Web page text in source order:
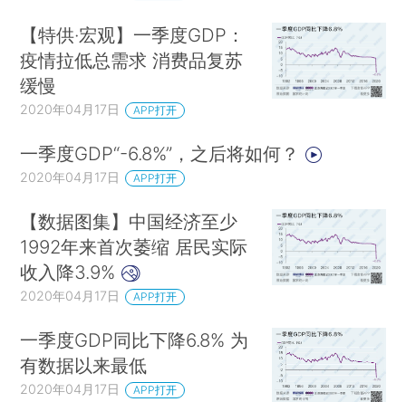
【特供·宏观】一季度GDP：
疫情拉低总需求 消费品复苏
缓慢
2020年04月17日 APP打开
一季度GDP“-6.8%”，之后将如何？
2020年04月17日 APP打开
【数据图集】中国经济至少
1992年来首次萎缩 居民实际
收入降3.9%
2020年04月17日 APP打开
一季度GDP同比下降6.8% 为
有数据以来最低
2020年04月17日 APP打开